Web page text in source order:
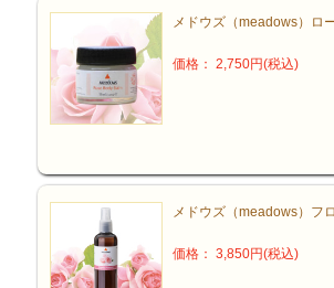
メドウズ（meadows）ロ
価格： 2,750円(税込)
メドウズ（meadows）フ
価格： 3,850円(税込)